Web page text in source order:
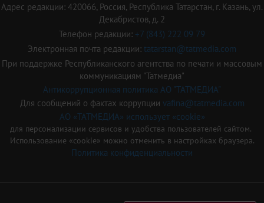
Адрес редакции: 420066, Россия, Республика Татарстан, г. Казань, ул.
Декабристов, д. 2
Телефон редакции: +7 (843) 222 09 79
Электронная почта редакции: tatarstan@tatmedia.com
При поддержке Республиканского агентства по печати и массовым
коммуникациям "Татмедиа"
Антикоррупционная политика АО "ТАТМЕДИА"
Для сообщений о фактах коррупции vafina@tatmedia.com
АО «ТАТМЕДИА» использует «cookie»
для персонализации сервисов и удобства пользователей сайтом.
Использование «cookie» можно отменить в настройках браузера.
Политика конфиденциальности